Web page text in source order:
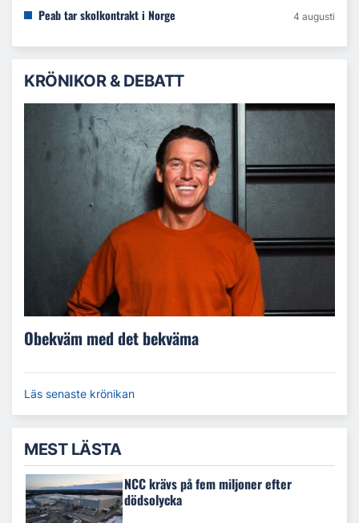
Peab tar skolkontrakt i Norge 4 augusti
KRÖNIKOR & DEBATT
Obekväm med det bekväma
Läs senaste krönikan
MEST LÄSTA
NCC krävs på fem miljoner efter
dödsolycka